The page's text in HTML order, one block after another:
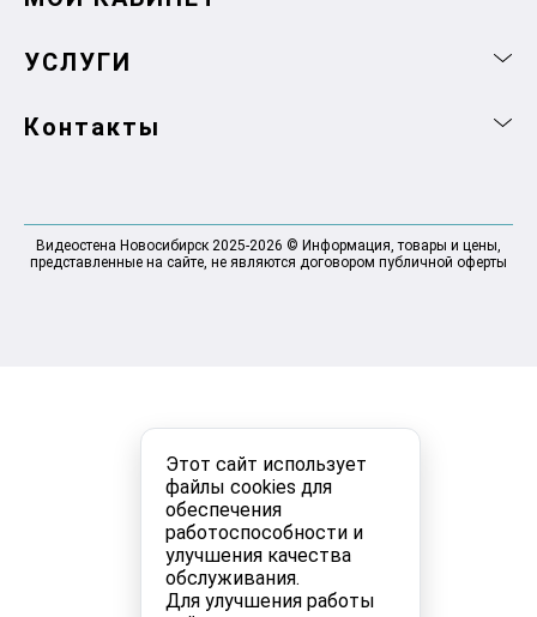
Этот сайт использует
файлы cookies для
обеспечения
работоспособности и
улучшения качества
обслуживания.
Для улучшения работы
УСЛУГИ
Контакты
Видеостена Новосибирск 2025-2026 © Информация, товары и цены,
представленные на сайте, не являются договором публичной оферты